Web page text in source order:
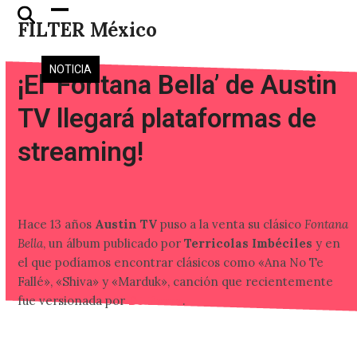
Skip
FILTER México
Open
mobile
menu
Close
mobile
menu
NOTICIA
¡El ‘Fontana Bella’ de Austin
TV llegará plataformas de
streaming!
Hace 13 años Austin TVpuso a la venta su clásicoFontana
Bella, un álbum publicado por Terricolas Imbéciles y en
el que podíamos encontrar clásicos como «Ana No Te
Fallé», «Shiva» y «Marduk», canción que recientemente
fue versionada porDJ Perro .